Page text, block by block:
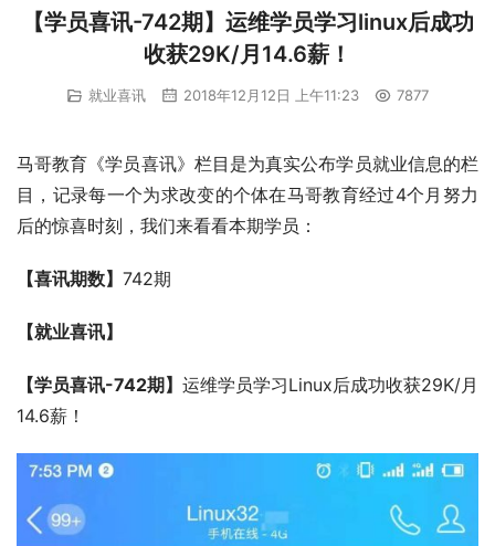
【学员喜讯-742期】运维学员学习linux后成功
收获29K/月14.6薪！
就业喜讯 2018年12月12日 上午11:23 7877
马哥教育《学员喜讯》栏目是为真实公布学员就业信息的栏
目，记录每一个为求改变的个体在马哥教育经过4个月努力
后的惊喜时刻，我们来看看本期学员：
【喜讯期数】 742期
【就业喜讯】
【学员喜讯-742期】 运维学员学习Linux后成功收获29K/月
14.6薪！